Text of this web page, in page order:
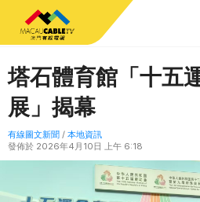
塔石體育館「十五
展」揭幕
有線圖文新聞 / 本地資訊
發佈於 2026年4月10日 上午 6:18